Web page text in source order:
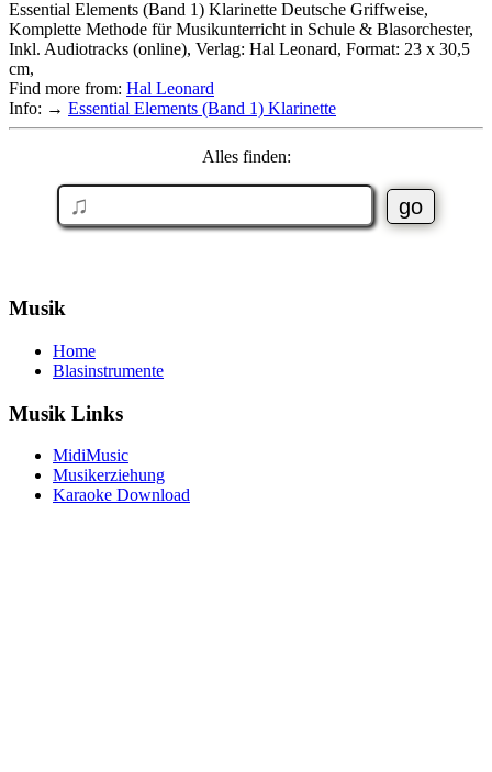
Essential Elements (Band 1) Klarinette Deutsche Griffweise,
Komplette Methode für Musikunterricht in Schule & Blasorchester,
Inkl. Audiotracks (online), Verlag: Hal Leonard, Format: 23 x 30,5
cm,
Find more from: Hal Leonard
Info: → Essential Elements (Band 1) Klarinette
Alles finden:
Musik
Home
Blasinstrumente
Musik Links
MidiMusic
Musikerziehung
Karaoke Download